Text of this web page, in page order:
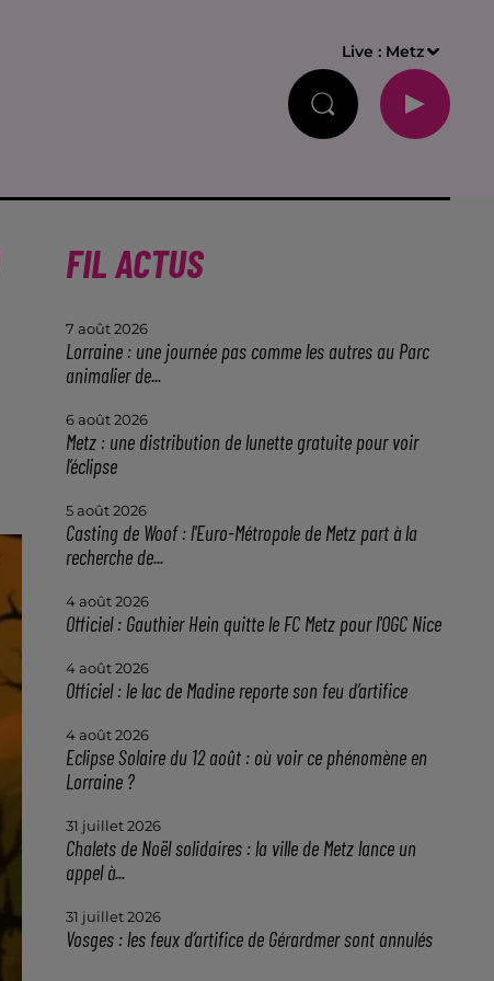
Live : Metz
FIL ACTUS
7 août 2026
Lorraine : une journée pas comme les autres au Parc
animalier de...
6 août 2026
Metz : une distribution de lunette gratuite pour voir
l’éclipse
5 août 2026
Casting de Woof : l'Euro-Métropole de Metz part à la
recherche de...
4 août 2026
Officiel : Gauthier Hein quitte le FC Metz pour l'OGC Nice
4 août 2026
Officiel : le lac de Madine reporte son feu d’artifice
4 août 2026
Eclipse Solaire du 12 août : où voir ce phénomène en
Lorraine ?
31 juillet 2026
Chalets de Noël solidaires : la ville de Metz lance un
appel à...
31 juillet 2026
Vosges : les feux d’artifice de Gérardmer sont annulés